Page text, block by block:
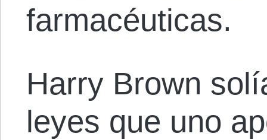
farmacéuticas.
Harry Brown
leyes que uno